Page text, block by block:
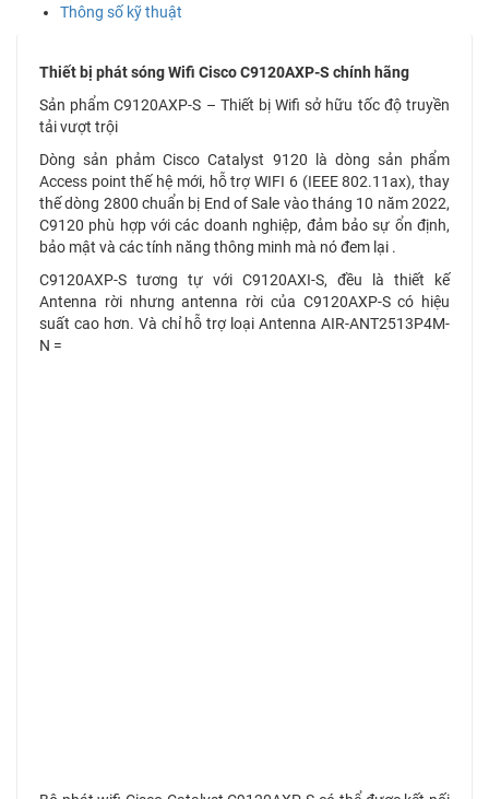
Thông số kỹ thuật
Thiết bị phát sóng Wifi Cisco C9120AXP-S chính hãng
Sản phẩm C9120AXP-S – Thiết bị Wifi sở hữu tốc độ truyền
tải vượt trội
Dòng sản phảm Cisco Catalyst 9120 là dòng sản phẩm
Access point thế hệ mới, hỗ trợ WIFI 6 (IEEE 802.11ax), thay
thế dòng 2800 chuẩn bị End of Sale vào tháng 10 năm 2022,
C9120 phù hợp với các doanh nghiệp, đảm bảo sự ổn định,
bảo mật và các tính năng thông minh mà nó đem lại .
C9120AXP-S tương tự với C9120AXI-S, đều là thiết kế
Antenna rời nhưng antenna rời của C9120AXP-S có hiệu
suất cao hơn. Và chỉ hỗ trợ loại Antenna AIR-ANT2513P4M-
N =